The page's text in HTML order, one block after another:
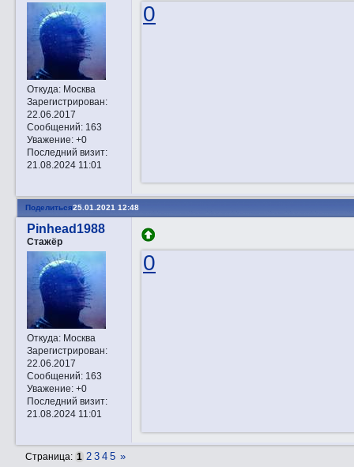
Откуда:Москва
Зарегистрирован:
22.06.2017
Сообщений:163
Уважение: +0
Последний визит:
21.08.2024 11:01
0
Поделиться25.01.2021 12:48
Pinhead1988
Стажёр
Откуда:Москва
Зарегистрирован:
22.06.2017
Сообщений:163
Уважение: +0
Последний визит:
21.08.2024 11:01
0
Страница: 1 2 3 4 5 »